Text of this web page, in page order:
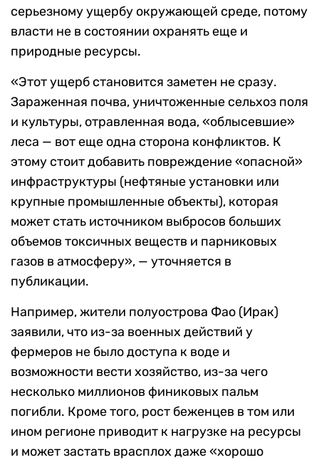
серьезному ущербу окружающей среде, потому
власти не в состоянии охранять еще и
природные ресурсы.
«Этот ущерб становится заметен не сразу.
Зараженная почва, уничтоженные сельхоз поля
и культуры, отравленная вода, «облысевшие»
леса — вот еще одна сторона конфликтов. К
этому стоит добавить повреждение «опасной»
инфраструктуры (нефтяные установки или
крупные промышленные объекты), которая
может стать источником выбросов больших
объемов токсичных веществ и парниковых
газов в атмосферу», — уточняется в
публикации.
Например, жители полуострова Фао (Ирак)
заявили, что из-за военных действий у
фермеров не было доступа к воде и
возможности вести хозяйство, из-за чего
несколько миллионов финиковых пальм
погибли. Кроме того, рост беженцев в том или
ином регионе приводит к нагрузке на ресурсы
и может застать врасплох даже «хорошо